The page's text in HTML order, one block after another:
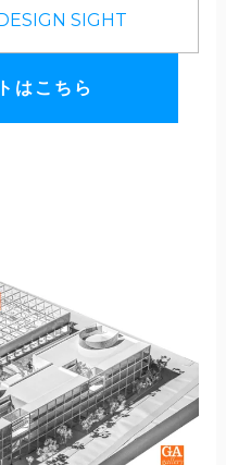
SIGHT
はこちら